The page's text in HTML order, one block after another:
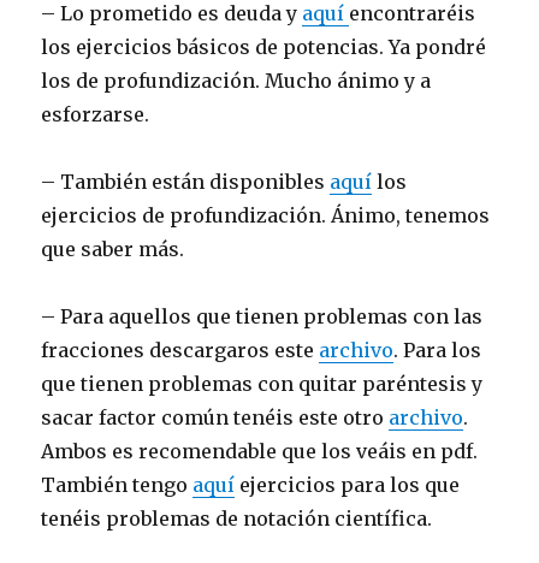
– Lo prometido es deuda y aquí encontraréis
los ejercicios básicos de potencias. Ya pondré
los de profundización. Mucho ánimo y a
esforzarse.
– También están disponibles aquí los
ejercicios de profundización. Ánimo, tenemos
que saber más.
– Para aquellos que tienen problemas con las
fracciones descargaros este archivo. Para los
que tienen problemas con quitar paréntesis y
sacar factor común tenéis este otro archivo.
Ambos es recomendable que los veáis en pdf.
También tengo aquí ejercicios para los que
tenéis problemas de notación científica.